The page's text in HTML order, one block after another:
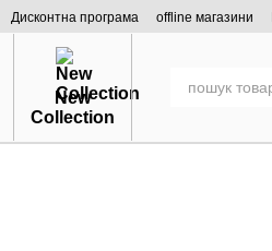
Дисконтна програма offline магазини
New
Collection